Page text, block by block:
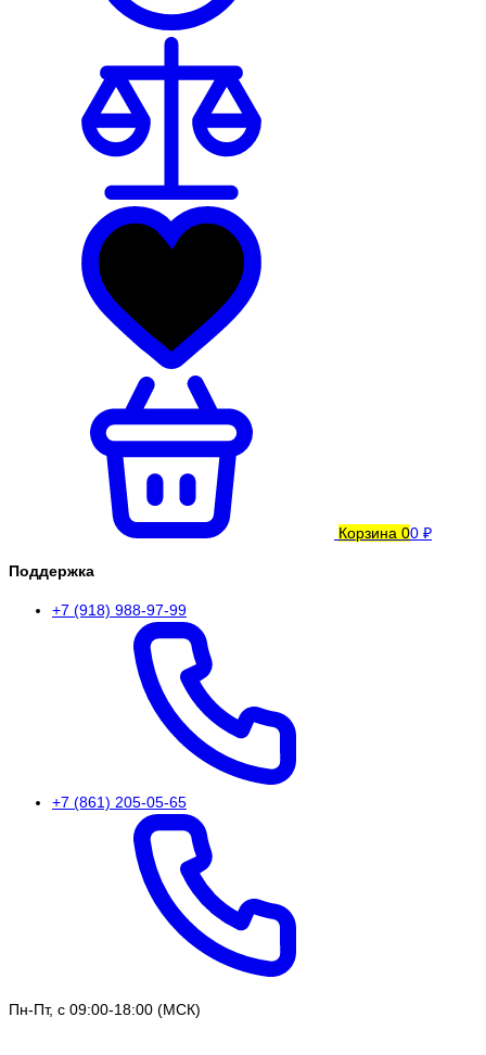
Корзина 00 ₽
Поддержка
+7 (918) 988-97-99
+7 (861) 205-05-65
Пн-Пт, с 09:00-18:00 (МСК)